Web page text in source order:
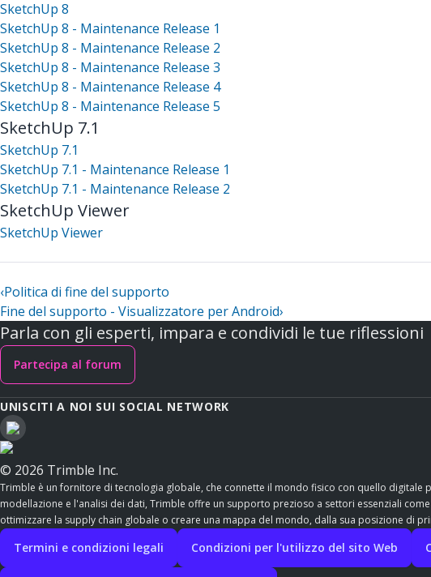
SketchUp 8
SketchUp 8 - Maintenance Release 1
SketchUp 8 - Maintenance Release 2
SketchUp 8 - Maintenance Release 3
SketchUp 8 - Maintenance Release 4
SketchUp 8 - Maintenance Release 5
SketchUp 7.1
SketchUp 7.1
SketchUp 7.1 - Maintenance Release 1
SketchUp 7.1 - Maintenance Release 2
SketchUp Viewer
SketchUp Viewer
‹Politica di fine del supporto
Fine del supporto - Visualizzatore per Android›
Parla con gli esperti, impara e condividi le tue riflessioni
Partecipa al forum
UNISCITI A NOI SUI SOCIAL NETWORK
© 2026 Trimble Inc.
Trimble è un fornitore di tecnologia globale, che connette il mondo fisico con quello
modellazione e l'analisi dei dati, Trimble offre un supporto prezioso a settori essenziali
ottimizzare la supply chain globale o creare una mappa del mondo, dalla sua posizione di
Termini e condizioni legali Condizioni per l'utilizzo del sito Web